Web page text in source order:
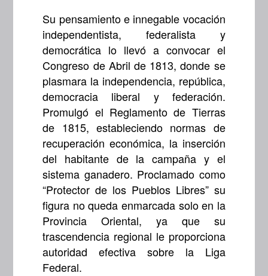
Su pensamiento e innegable vocación
independentista, federalista y
democrática lo llevó a convocar el
Congreso de Abril de 1813, donde se
plasmara la independencia, república,
democracia liberal y federación.
Promulgó el Reglamento de Tierras
de 1815, estableciendo normas de
recuperación económica, la inserción
del habitante de la campaña y el
sistema ganadero. Proclamado como
“Protector de los Pueblos Libres” su
figura no queda enmarcada solo en la
Provincia Oriental, ya que su
trascendencia regional le proporciona
autoridad efectiva sobre la Liga
Federal.